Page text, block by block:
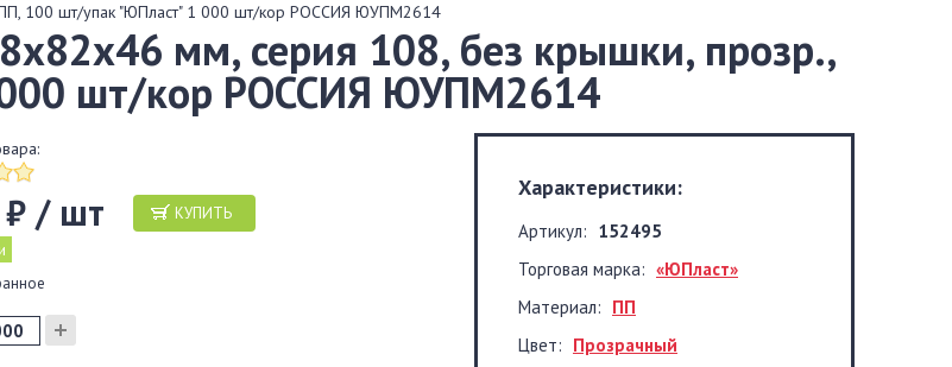
100 шт/упак "ЮПласт" 1 000 шт/кор РОССИЯ ЮУПМ2614
мм, серия 108, без крышки, прозр.,
шт/кор РОССИЯ ЮУПМ2614
Характеристики:
Артикул: 152495
Торговая марка: «ЮПласт»
Материал: ПП
Цвет: Прозрачный
₽ / шт КУПИТЬ